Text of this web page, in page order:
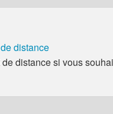
distance
distance si vous